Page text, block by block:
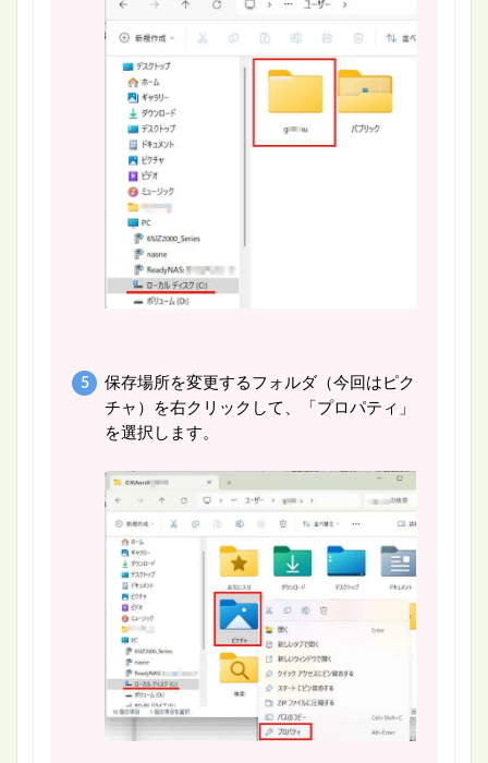
保存場所を変更するフォルダ（今回はピク
チャ）を右クリックして、「プロパティ」
を選択します。